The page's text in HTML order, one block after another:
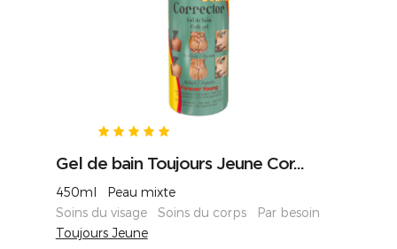
Gel de bain Toujours Jeune Cor...
450ml Peau mixte
Soins du visage Soins du corps Par besoin
Toujours Jeune